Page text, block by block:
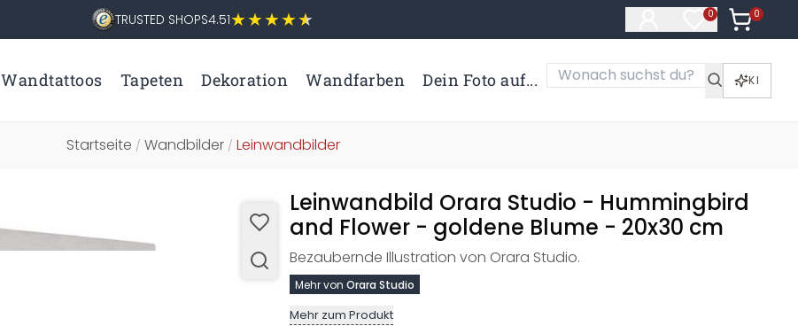
TRUSTED SHOPS4.51 0
Artikel im
0
Artikel
Wandtattoos Tapeten Dekoration Wandfarben Dein Foto auf... KI
Startseite / Wandbilder/ Leinwandbilder
Leinwandbild Orara Studio - Hummingbird
and Flower - goldene Blume - 20x30 cm
Bezaubernde Illustration von Orara Studio.
Mehr von Orara Studio
Mehr zum Produkt